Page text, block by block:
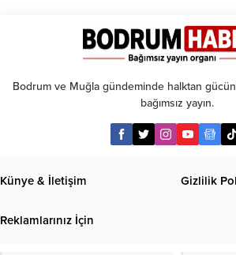
Bodrum ve Muğla gündeminde halktan
bağımsız yayın.
Künye & İletişim Gizlilik
Reklamlarınız İçin